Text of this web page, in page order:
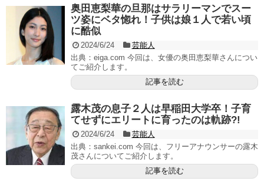
奥田恵梨華の旦那はサラリーマンでスー
ツ姿にベタ惚れ！子供は娘１人で若い頃
に酷似
2024/6/24
芸能人
出典：eiga.com 今回は、女優の奥田恵梨華さんについ
てご紹介します。
記事を読む
露木茂の息子２人は早稲田大学卒！子育
てせずにエリートに育ったのは軌跡?!
2024/6/24
芸能人
出典：sankei.com 今回は、フリーアナウンサーの露木
茂さんについてご紹介します。
記事を読む